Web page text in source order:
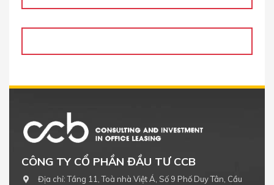
CÔNG TY CỔ PHẦN ĐẦU TƯ CCB
Địa chỉ:Tầng 11, Toà nhà Việt Á, Số 9 Phố Duy Tân, Cầu